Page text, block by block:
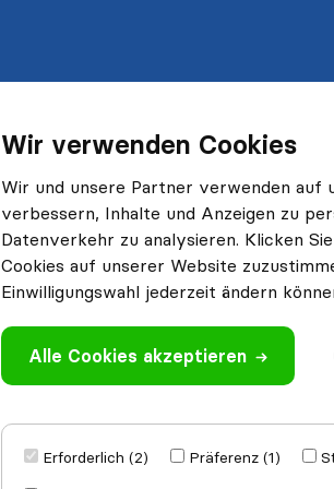
Wir verwenden Cookies
Wir und unsere Partner verwenden auf
verbessern, Inhalte und Anzeigen zu
Datenverkehr zu analysieren. Klicken
Cookies auf unserer Website
Einwilligungswahl jederzeit ändern
Alle Cookies akzeptieren
Erforderlich (2) Präferenz (1)